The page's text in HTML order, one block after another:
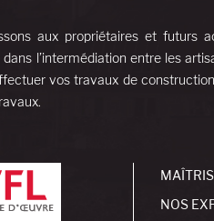
aux propriétaires et futurs
l’intermédiation entre les
vos travaux de
NOS